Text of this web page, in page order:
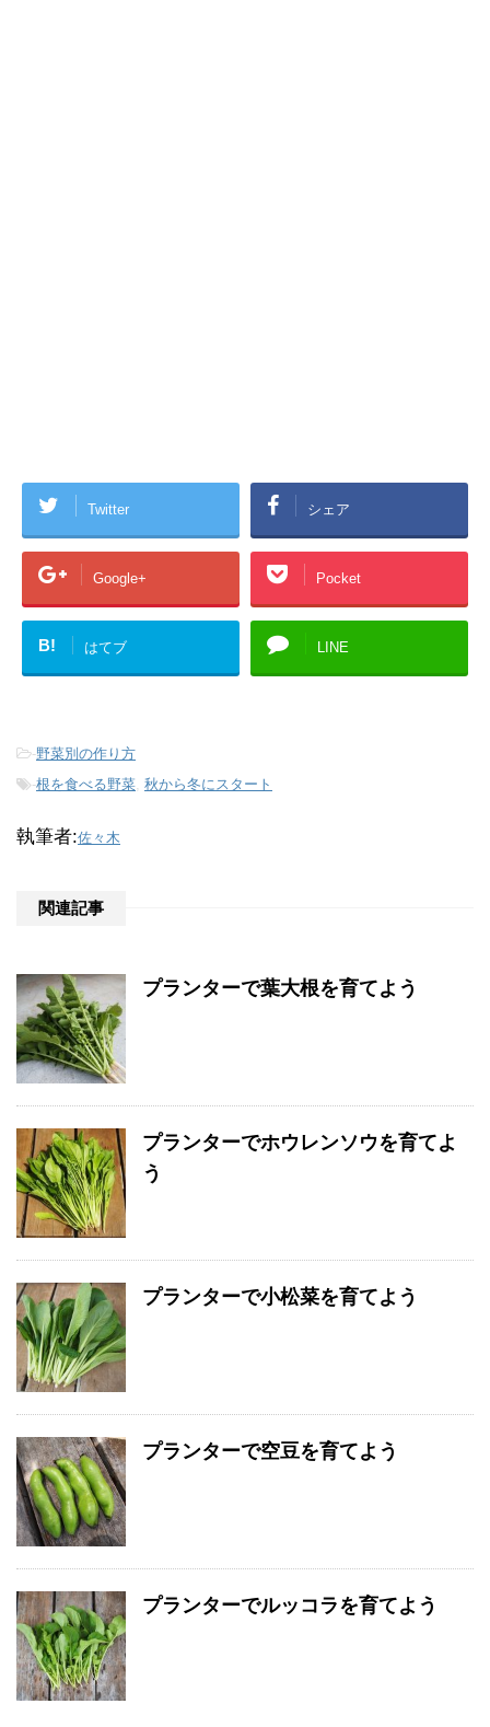
Twitter シェア
Google+ Pocket
B! はてブ LINE
-野菜別の作り方
-根を食べる野菜, 秋から冬にスタート
執筆者:佐々木
関連記事
プランターで葉大根を育てよう
プランターでホウレンソウを育てよ
う
プランターで小松菜を育てよう
プランターで空豆を育てよう
プランターでルッコラを育てよう